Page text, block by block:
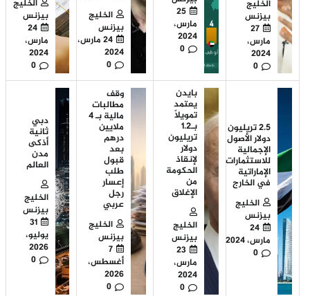
الخليج
بيزنس
27
مارس،
2024
0
25
مارس،
2024
0
الخليج
بيزنس
24 مارس،
2024
0
الخليج
بيزنس
24
مارس،
2024
0
2.5 تريليون
دولار الأصول
الإجمالية
للاستثمارات
الإماراتية
في الخارج
الخليج
بيزنس
24
مارس، 2024
0
بايدن
يعتمد
تمويلاً
بـ1.2
تريليون
دولار
لإنقاذ
الحكومة
من
الإغلاق
الخليج
بيزنس
23
مارس،
2024
0
وقف
مطالبات
مالية بـ 4
ملايين
درهم
بعد
قبول
طلب
إعسار
رجل
عربي
الخليج
بيزنس
7
أغسطس،
2026
0
دبي
ثانية
أذكى
مدن
العالم
الخليج
بيزنس
31
يوليو،
2026
0